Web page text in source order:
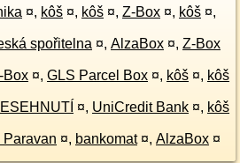
¤, kôš ¤, kôš ¤, Z-Box ¤, kôš ¤,
spořitelna ¤, AlzaBox ¤, Z-Box
Box ¤, GLS Parcel Box ¤, kôš ¤, kôš
¤, UniCredit Bank ¤, kôš
Paravan ¤, bankomat ¤, AlzaBox ¤